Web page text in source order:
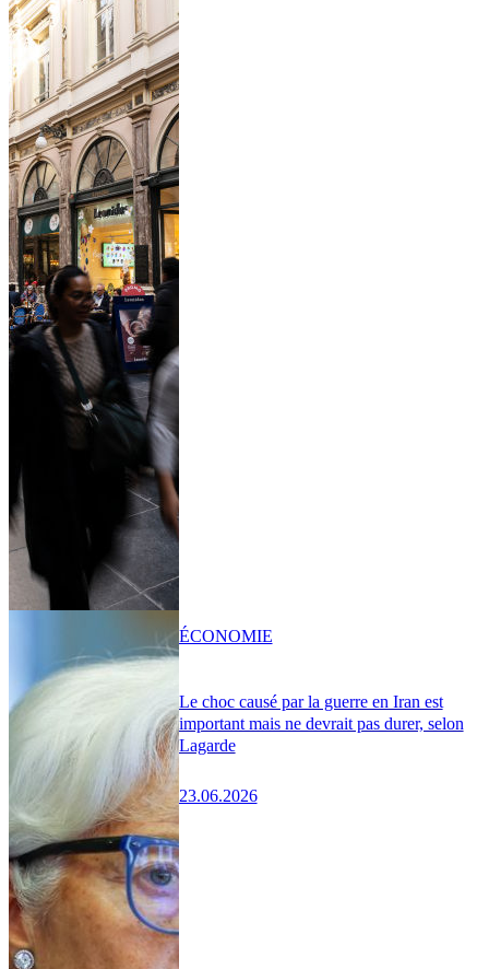
Le choc causé par la guerre en Iran est
important mais ne devrait pas durer, selon
Lagarde
23.06.2026
ÉCONOMIE